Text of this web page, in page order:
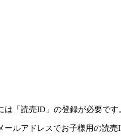
「読売ID」の登録が必要です
ルアドレスでお子様用の読売